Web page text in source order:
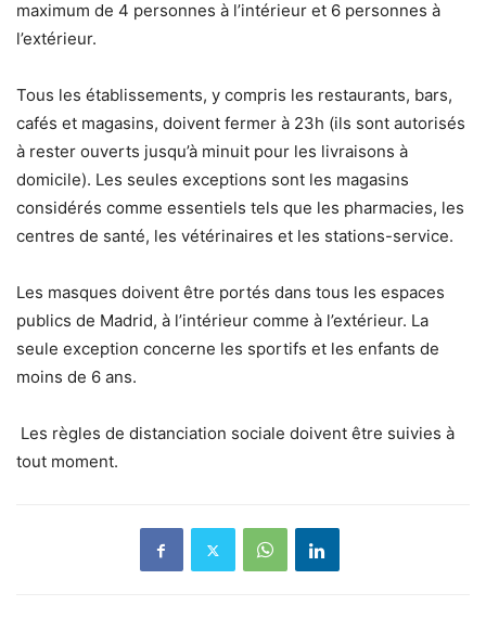
maximum de 4 personnes à l’intérieur et 6 personnes à
l’extérieur.
Tous les établissements, y compris les restaurants, bars,
cafés et magasins, doivent fermer à 23h (ils sont autorisés
à rester ouverts jusqu’à minuit pour les livraisons à
domicile). Les seules exceptions sont les magasins
considérés comme essentiels tels que les pharmacies, les
centres de santé, les vétérinaires et les stations-service.
Les masques doivent être portés dans tous les espaces
publics de Madrid, à l’intérieur comme à l’extérieur. La
seule exception concerne les sportifs et les enfants de
moins de 6 ans.
Les règles de distanciation sociale doivent être suivies à
tout moment.